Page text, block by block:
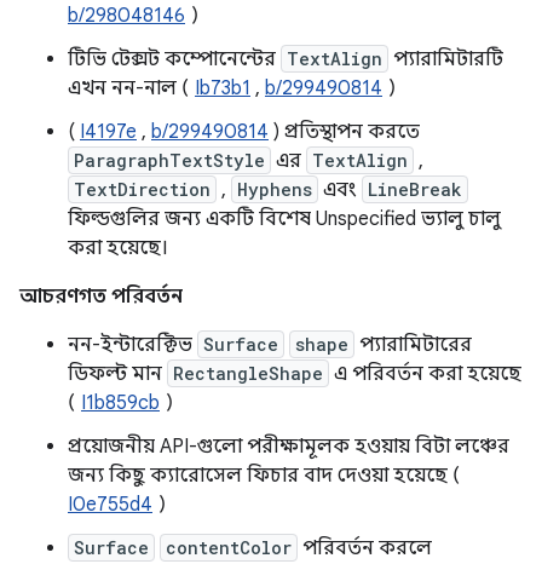
b/298048146 )
টিভি টেক্সট কম্পোনেন্টের TextAlign প্যারামিটারটি
এখন নন-নাল ( Ib73b1 , b/299490814 )
( I4197e , b/299490814 ) প্রতিস্থাপন করতে
ParagraphTextStyle এর TextAlign ,
TextDirection , Hyphens এবং LineBreak
ফিল্ডগুলির জন্য একটি বিশেষ Unspecified ভ্যালু চালু
করা হয়েছে।
আচরণগত পরিবর্তন
নন-ইন্টারেক্টিভ Surface shape প্যারামিটারের
ডিফল্ট মান RectangleShape এ পরিবর্তন করা হয়েছে
( I1b859cb )
প্রয়োজনীয় API-গুলো পরীক্ষামূলক হওয়ায় বিটা লঞ্চের
জন্য কিছু ক্যারোসেল ফিচার বাদ দেওয়া হয়েছে (
I0e755d4 )
Surface contentColor পরিবর্তন করলে